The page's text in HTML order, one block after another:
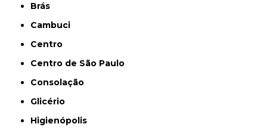
Brás
Cambuci
Centro
Centro de São Paulo
Consolação
Glicério
Higienópolis